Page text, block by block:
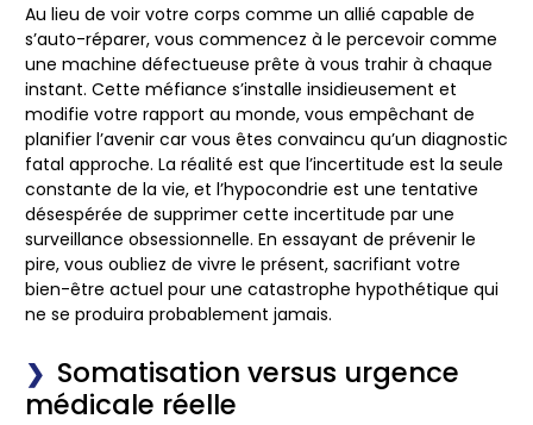
Au lieu de voir votre corps comme un allié capable de
s’auto-réparer, vous commencez à le percevoir comme
une machine défectueuse prête à vous trahir à chaque
instant. Cette méfiance s’installe insidieusement et
modifie votre rapport au monde, vous empêchant de
planifier l’avenir car vous êtes convaincu qu’un diagnostic
fatal approche. La réalité est que l’incertitude est la seule
constante de la vie, et l’hypocondrie est une tentative
désespérée de supprimer cette incertitude par une
surveillance obsessionnelle. En essayant de prévenir le
pire, vous oubliez de vivre le présent, sacrifiant votre
bien-être actuel pour une catastrophe hypothétique qui
ne se produira probablement jamais.
Somatisation versus urgence
médicale réelle